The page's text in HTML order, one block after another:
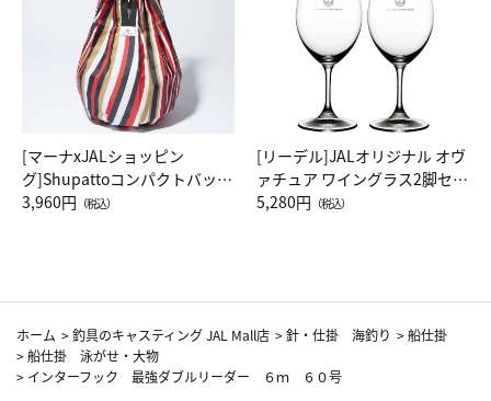
[マーナxJALショッピン
グ]Shupattoコンパクトバッグ
Drop JAL客室乗務員（LC）ス
3,960円 （税込）
[リーデル]JALオリジナル オヴ
ァチュア ワイングラス2脚セッ
ト（レッドワイン）
5,280円 （税込）
ホーム >釣具のキャスティング JAL Mall店 >針・仕掛 海釣り >船仕掛
>船仕掛 泳がせ・大物
> インターフック 最強ダブルリーダー ６ｍ ６０号